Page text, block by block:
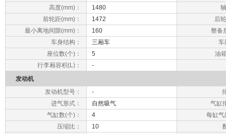
高度(mm)：
1480
前轮距(mm)：
1472
后
最小离地间隙(mm)：
160
整备
车身结构：
三厢车
车
座位数(个)：
5
油
行李厢容积(L)：
-
发动机
发动机型号：
-
进气形式：
自然吸气
气缸
气缸数(个)：
4
每缸气
压缩比：
10